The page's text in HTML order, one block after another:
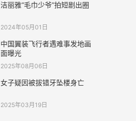
洁丽雅“毛巾少爷”拍短剧出圈
2024年05月01日
中国翼装飞行者遇难事发地画
面曝光
2025年08月06日
女子疑因被拔错牙坠楼身亡
2025年03月19日